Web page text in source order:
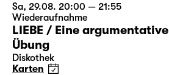
Sa, 29.08. 20:00 — 21:55
Wiederaufnahme
LIEBE / Eine argumentative
Übung
Diskothek
Karten